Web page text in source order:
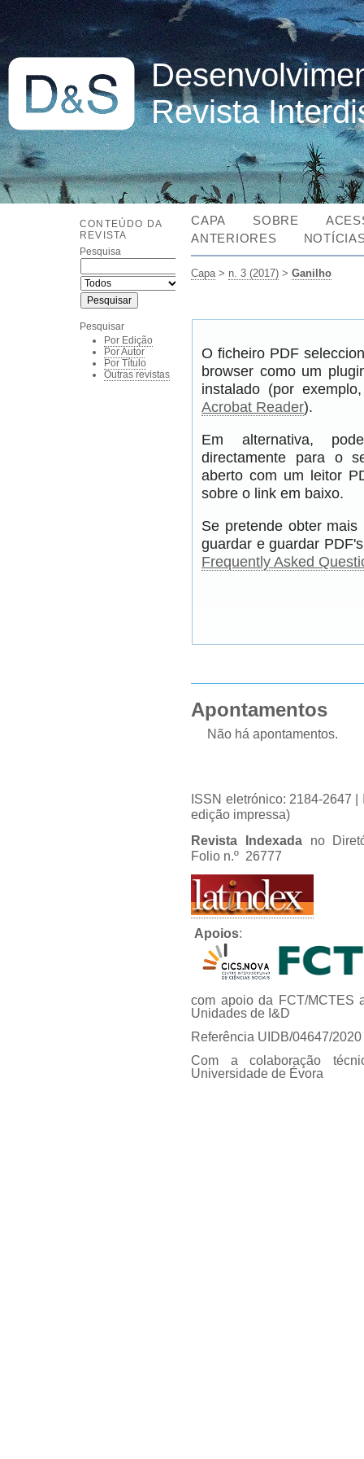
Revista
CONTEÚDO DA
REVISTA
Pesquisa
Pesquisar
Por Edição
Por Autor
Por Título
Outras revistas
CAPA SOBRE
ANTERIORES
Capa > n. 3 (2017) >Ganilho
O ficheiro PDF
browser como um
instalado (por
Acrobat Reader).
Em alternativa,
directamente para o
aberto com um leitor
sobre o link em baixo.
Se pretende obter
guardar e guardar
Frequently Asked
Apontamentos
Não há apontamentos.
ISSN eletrónico: 2184-2647
edição impressa)
Revista Indexadano
Folio n.º 26777
Apoios:
com apoio da FCT/MCTES
Unidades de I&D
Referência UIDB/04647/2020
Com a colaboração
Universidade de Évora